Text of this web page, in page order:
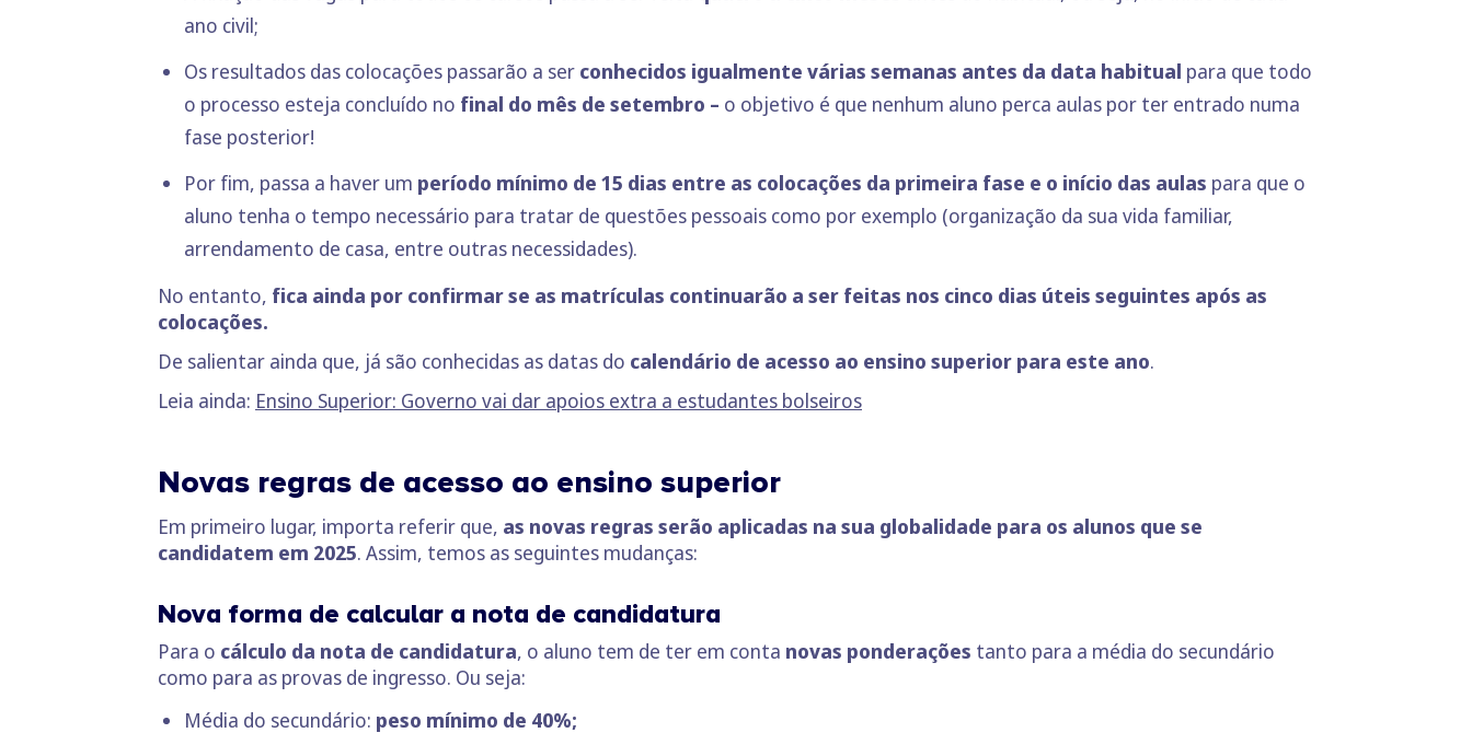
ano civil;
Os resultados das colocações passarão a ser conhecidos igualmente várias semanas antes da data habitual para que todo
o processo esteja concluído no final do mês de setembro – o objetivo é que nenhum aluno perca aulas por ter entrado numa
fase posterior!
Por fim, passa a haver um período mínimo de 15 dias entre as colocações da primeira fase e o início das aulas para que o
aluno tenha o tempo necessário para tratar de questões pessoais como por exemplo (organização da sua vida familiar,
arrendamento de casa, entre outras necessidades).
No entanto, fica ainda por confirmar se as matrículas continuarão a ser feitas nos cinco dias úteis seguintes após as
colocações.
De salientar ainda que, já são conhecidas as datas do calendário de acesso ao ensino superior para este ano.
Leia ainda: Ensino Superior: Governo vai dar apoios extra a estudantes bolseiros
Novas regras de acesso ao ensino superior
Em primeiro lugar, importa referir que, as novas regras serão aplicadas na sua globalidade para os alunos que se
candidatem em 2025. Assim, temos as seguintes mudanças:
Nova forma de calcular a nota de candidatura
Para o cálculo da nota de candidatura, o aluno tem de ter em conta novas ponderações tanto para a média do secundário
como para as provas de ingresso. Ou seja:
Média do secundário: peso mínimo de 40%;